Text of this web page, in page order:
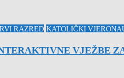
RAZRED KATOLIČKI
VJEŽBE